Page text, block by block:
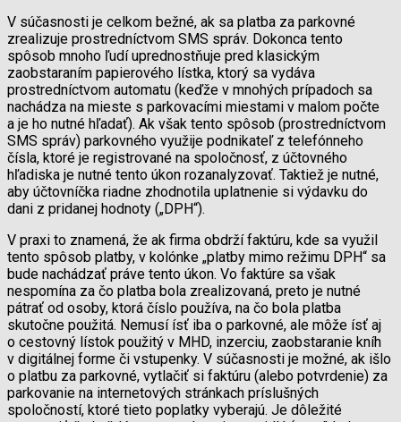
V súčasnosti je celkom bežné, ak sa platba za parkovné
zrealizuje prostredníctvom SMS správ. Dokonca tento
spôsob mnoho ľudí uprednostňuje pred klasickým
zaobstaraním papierového lístka, ktorý sa vydáva
prostredníctvom automatu (keďže v mnohých prípadoch sa
nachádza na mieste s parkovacími miestami v malom počte
a je ho nutné hľadať). Ak však tento spôsob (prostredníctvom
SMS správ) parkovného využije podnikateľ z telefónneho
čísla, ktoré je registrované na spoločnosť, z účtovného
hľadiska je nutné tento úkon rozanalyzovať. Taktiež je nutné,
aby účtovníčka riadne zhodnotila uplatnenie si výdavku do
dani z pridanej hodnoty („DPH“).
V praxi to znamená, že ak firma obdrží faktúru, kde sa využil
tento spôsob platby, v kolónke „platby mimo režimu DPH“ sa
bude nachádzať práve tento úkon. Vo faktúre sa však
nespomína za čo platba bola zrealizovaná, preto je nutné
pátrať od osoby, ktorá číslo používa, na čo bola platba
skutočne použitá. Nemusí ísť iba o parkovné, ale môže ísť aj
o cestovný lístok použitý v MHD, inzerciu, zaobstaranie kníh
v digitálnej forme či vstupenky. V súčasnosti je možné, ak išlo
o platbu za parkovné, vytlačiť si faktúru (alebo potvrdenie) za
parkovanie na internetových stránkach príslušných
spoločností, ktoré tieto poplatky vyberajú. Je dôležité